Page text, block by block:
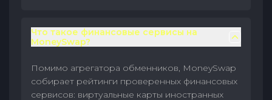
Что такое финансовые сервисы на
MoneySwap?
Помимо агрегатора обменников, MoneySwap
собирает рейтинги проверенных финансовых
сервисов: виртуальные карты иностранных